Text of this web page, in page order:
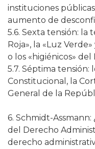
instituciones
aumento de
5.6. Sexta tensión: la
Roja», la «Luz
o los «higiénicos»
5.7. Séptima
Constitucional, la
General de la
6. Schmidt-Assmann:
del Derecho
derecho